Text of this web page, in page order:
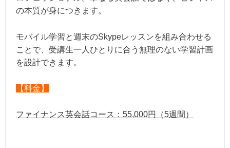
の本質が身につきます。
モバイル学習と週末のSkypeレッスンを組み合わせる
ことで、受講生一人ひとりに合う無理のない学習計画
を設計できます。
【料金】
ファイナンス英会話コース：55,000円（5週間）